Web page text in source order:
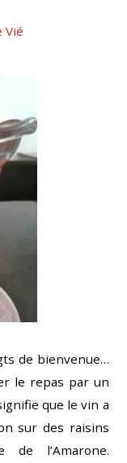
de bienvenue…
le repas par un
que le vin a
sur des raisins
de l’Amarone.